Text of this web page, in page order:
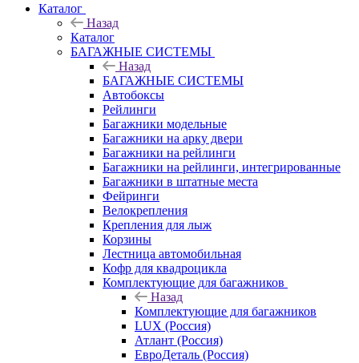
Каталог
Назад
Каталог
БАГАЖНЫЕ СИСТЕМЫ
Назад
БАГАЖНЫЕ СИСТЕМЫ
Автобоксы
Рейлинги
Багажники модельные
Багажники на арку двери
Багажники на рейлинги
Багажники на рейлинги, интегрированные
Багажники в штатные места
Фейринги
Велокрепления
Крепления для лыж
Корзины
Лестница автомобильная
Кофр для квадроцикла
Комплектующие для багажников
Назад
Комплектующие для багажников
LUX (Россия)
Атлант (Россия)
ЕвроДеталь (Россия)